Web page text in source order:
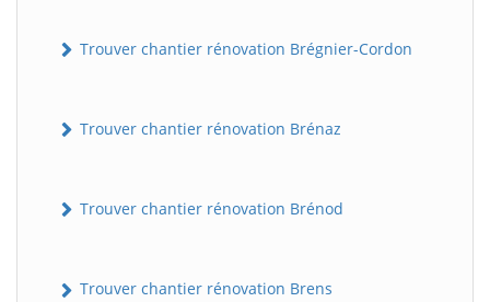
Trouver chantier rénovation Brégnier-Cordon
Trouver chantier rénovation Brénaz
Trouver chantier rénovation Brénod
Trouver chantier rénovation Brens